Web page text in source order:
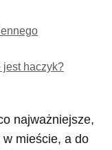
jest haczyk?
najważniejsze,
mieście, a do